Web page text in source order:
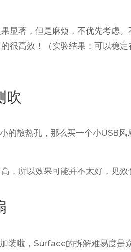
显著，但是麻烦，不优先考虑
很高效！（实验结果：可以稳
吹
的散热孔，那么买一个小USB
，所以效果可能并不太好，见
装啦，Surface的拆解难易度是